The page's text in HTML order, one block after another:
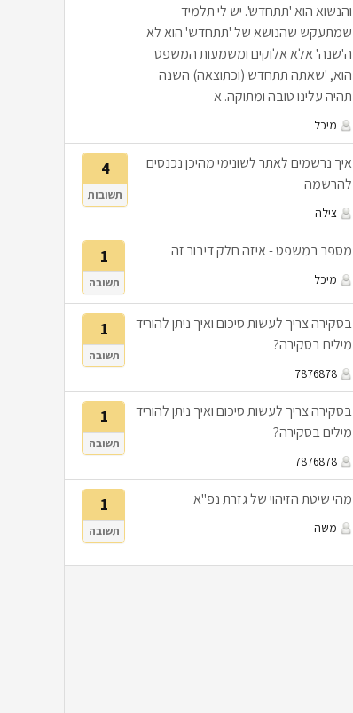
והנשוא הוא 'תתחדש'. יש לי תלמיד
שמתעקש שהנושא של 'תתחדש' הוא לא
ה'שנה' אלא אלוקים ומשמעות המשפט
הוא, 'שאתה תתחדש (וכתוצאה) השנה
תהיה עלינו טובה ומתוקה. א
מיכל
4
תשובות
איך נרשמים לאתר לשונימי מהיכן נכנסים
להרשמה
צילה
1
תשובה
מספר במשפט - איזה חלק דיבור זה
מיכל
1
תשובה
בסקירה צריך לעשות סיכום ואיך ניתן להוריד
מילים בסקירה?
7876878
1
תשובה
בסקירה צריך לעשות סיכום ואיך ניתן להוריד
מילים בסקירה?
7876878
1
תשובה
מהי שיטת הזיהוי של גזרת נפ"א
משה